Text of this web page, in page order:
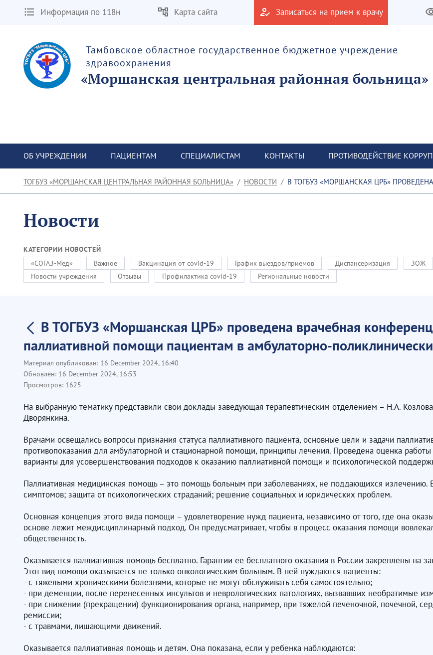
Информация по 118н Карта сайта Записаться на прием к врачу
Тамбовское областное государственное бюджетное учреждение
здравоохранения
«Моршанская центральная районная больница»
ОБ УЧРЕЖДЕНИИ ПАЦИЕНТАМ СПЕЦИАЛИСТАМ КОНТАКТЫ ПРОТИВОДЕЙСТВИЕ
ТОГБУЗ «МОРШАНСКАЯ ЦЕНТРАЛЬНАЯ РАЙОННАЯ БОЛЬНИЦА» НОВОСТИ В ТОГБУЗ «МОРШАНСКАЯ ЦРБ» ПРОВЕДЕНА ВРАЧЕБНАЯ КОНФЕРЕНЦИЯ ПО
Новости
КАТЕГОРИИ НОВОСТЕЙ
«СОГАЗ-Мед»
Важное Вакцинация от covid-19 График выездов/приемов Диспансеризация ЗОЖ
Новости учреждения
Отзывы Профилактика covid-19 Региональные новости
В ТОГБУЗ «Моршанская ЦРБ» проведена врачебная
паллиативной помощи пациентам в амбулаторно-
Материал опубликован: 16 December 2024, 16:40
Обновлён: 16 December 2024, 16:53
Просмотров: 1625
На выбранную тематику представили свои доклады заведующая терапевтическим отделением – Н.А.
Дворянкина.
Врачами освещались вопросы признания статуса паллиативного пациента, основные цели и задачи
противопоказания для амбулаторной и стационарной помощи, принципы лечения. Проведена оценка
варианты для усовершенствования подходов к оказанию паллиативной помощи и психологической
Паллиативная медицинская помощь – это помощь больным при заболеваниях, не поддающихся излечению.
симптомов; защита от психологических страданий; решение социальных и юридических проблем.
Основная концепция этого вида помощи – удовлетворение нужд пациента, независимо от того, где она
основе лежит междисциплинарный подход. Он предусматривает, чтобы в процесс оказания помощи
общественность.
Оказывается паллиативная помощь бесплатно. Гарантии ее бесплатного оказания в России закреплены на
Этот вид помощи оказывается не только онкологическим больным. В ней нуждаются пациенты:
- с тяжелыми хроническими болезнями, которые не могут обслуживать себя самостоятельно;
- при деменции, после перенесенных инсультов и неврологических патологиях, вызвавших необратимые
- при снижении (прекращении) функционирования органа, например, при тяжелой печеночной, почечной,
ремиссии;
- с травмами, лишающими движений.
Оказывается паллиативная помощь и детям. Она показана, если у ребенка наблюдаются: